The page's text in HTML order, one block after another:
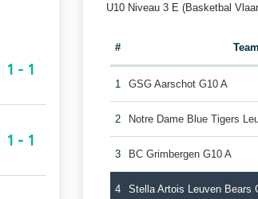
1 - 1
1 - 1
U10 Niveau 3 E (Basketbal
# Team
1 GSG Aarschot G10 A
2 Notre Dame Blue Tigers
3 BC Grimbergen G10 A
4 Stella Artois Leuven Bears